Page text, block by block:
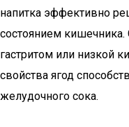
напитка эффективно
состоянием
гастритом или низкой
свойства ягод
желудочного сока.